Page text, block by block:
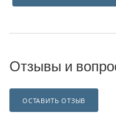
Отзывы и
ОСТАВИТЬ ОТЗЫВ